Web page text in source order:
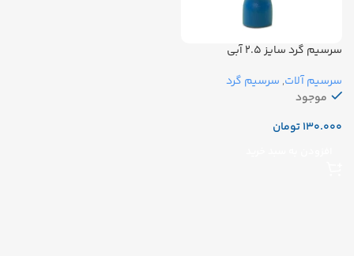
سرسیم گرد سایز ۲.۵ آبی
سرسیم آلات, سرسیم گرد
موجود
تومان